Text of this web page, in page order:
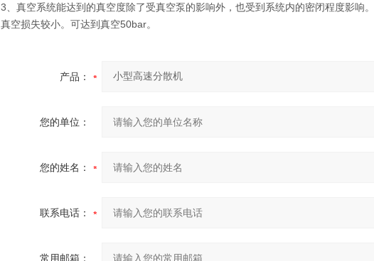
3、真空系统能达到的真空度除了受真空泵的影响外，也受到系统内的密闭程度影响
真空损失较小。可达到真空50bar。
产品：
您的单位：
您的姓名：
联系电话：
常用邮箱：